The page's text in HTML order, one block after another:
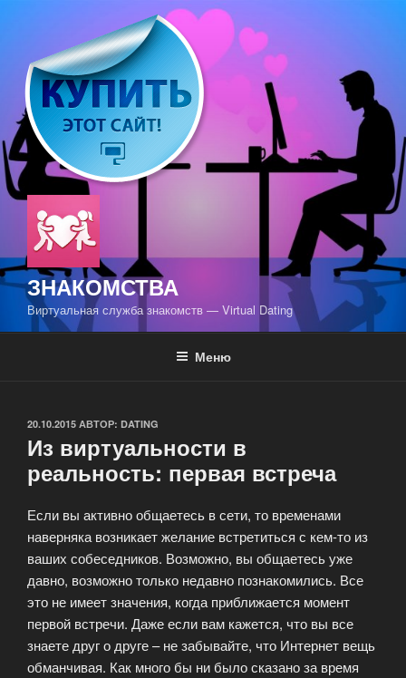
содержимому
ЗНАКОМСТВА
Виртуальная служба знакомств — Virtual Dating
Меню
ОПУБЛИКОВАНО
20.10.2015 АВТОР: DATING
Из виртуальности в
реальность: первая встреча
Если вы активно общаетесь в сети, то временами
наверняка возникает желание встретиться с кем-то из
ваших собеседников. Возможно, вы общаетесь уже
давно, возможно только недавно познакомились. Все
это не имеет значения, когда приближается момент
первой встречи. Даже если вам кажется, что вы все
знаете друг о друге – не забывайте, что Интернет вещь
обманчивая. Как много бы ни было сказано за время